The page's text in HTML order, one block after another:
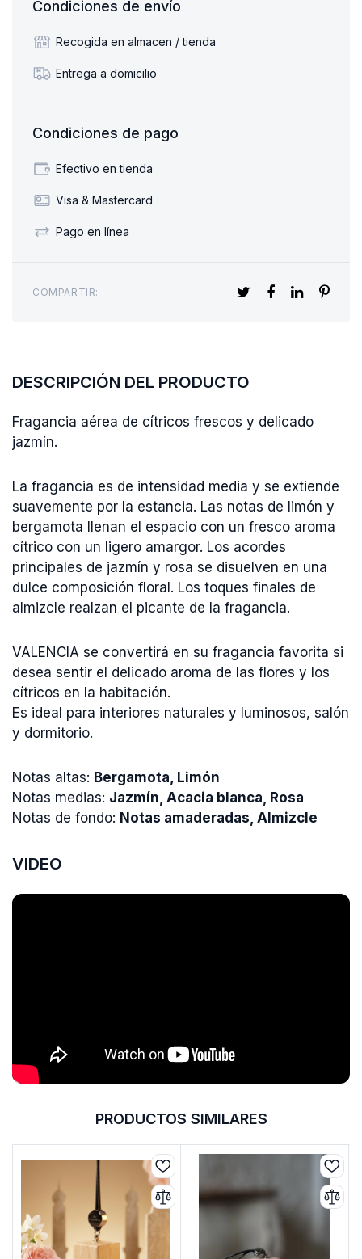
Condiciones de envío
Recogida en almacen / tienda
Entrega a domicilio
Condiciones de pago
Efectivo en tienda
Visa & Mastercard
Pago en línea
COMPARTIR:
DESCRIPCIÓN DEL PRODUCTO
Fragancia aérea de cítricos frescos y delicado
jazmín.
La fragancia es de intensidad media y se extiende
suavemente por la estancia. Las notas de limón y
bergamota llenan el espacio con un fresco aroma
cítrico con un ligero amargor. Los acordes
principales de jazmín y rosa se disuelven en una
dulce composición floral. Los toques finales de
almizcle realzan el picante de la fragancia.
VALENCIA se convertirá en su fragancia favorita si
desea sentir el delicado aroma de las flores y los
cítricos en la habitación.
Es ideal para interiores naturales y luminosos, salón
y dormitorio.
Notas altas: Bergamota, Limón
Notas medias: Jazmín, Acacia blanca, Rosa
Notas de fondo: Notas amaderadas, Almizcle
VIDEO
PRODUCTOS SIMILARES